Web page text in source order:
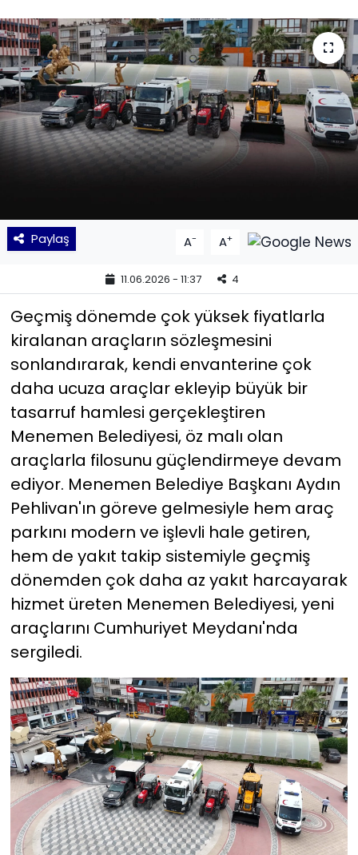
Paylaş A- A+
11.06.2026 - 11:37 4
Geçmiş dönemde çok yüksek fiyatlarla
kiralanan araçların sözleşmesini
sonlandırarak, kendi envanterine çok
daha ucuza araçlar ekleyip büyük bir
tasarruf hamlesi gerçekleştiren
Menemen Belediyesi, öz malı olan
araçlarla filosunu güçlendirmeye devam
ediyor. Menemen Belediye Başkanı Aydın
Pehlivan'ın göreve gelmesiyle hem araç
parkını modern ve işlevli hale getiren,
hem de yakıt takip sistemiyle geçmiş
dönemden çok daha az yakıt harcayarak
hizmet üreten Menemen Belediyesi, yeni
araçlarını Cumhuriyet Meydanı'nda
sergiledi.
Siyaset
SPOR
TEKNOLOJİ
Yaşam
YEREL YÖNETİMLER